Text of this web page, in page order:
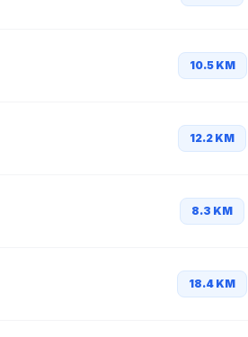
10.5 KM
12.2 KM
8.3 KM
18.4 KM